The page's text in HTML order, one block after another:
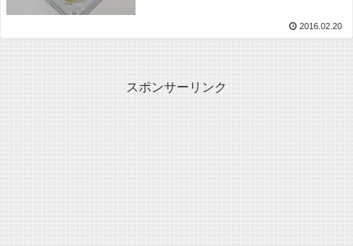
2016.02.20
スポンサーリンク